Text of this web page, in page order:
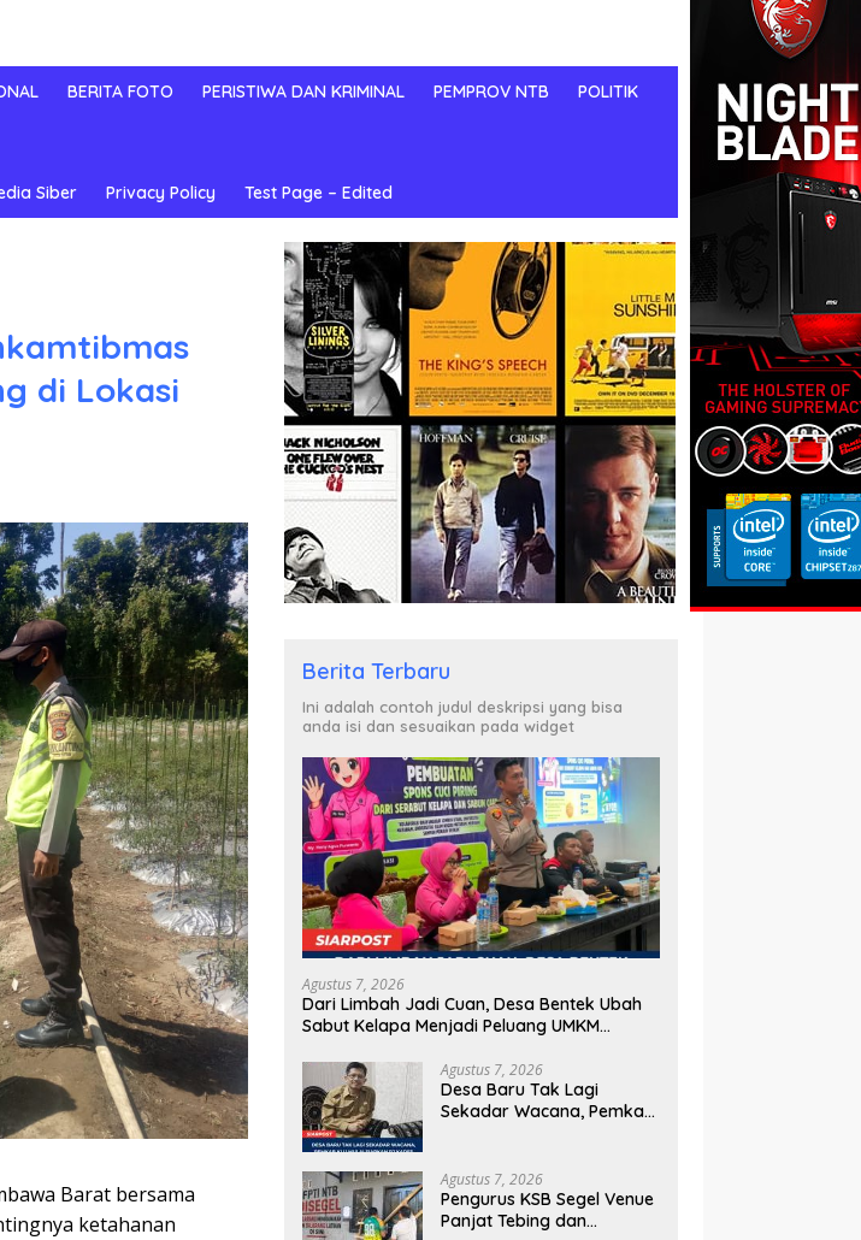
BERITA FOTO PERISTIWA DAN KRIMINAL PEMPROV NTB POLITIK
Siber Privacy Policy Test Page – Edited
di Lokasi
Barat bersama
ketahanan
Berita Terbaru
Ini adalah contoh judul deskripsi yang bisa
anda isi dan sesuaikan pada widget
Agustus 7, 2026
Dari Limbah Jadi Cuan, Desa Bentek Ubah
Sabut Kelapa Menjadi Peluang UMKM
Agustus 7, 2026
Desa Baru Tak Lagi
Sekadar Wacana, Pemkab
Agustus 7, 2026
Pengurus KSB Segel Venue
Panjat Tebing dan